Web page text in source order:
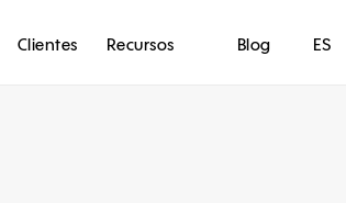
Clientes Recursos Blog ES